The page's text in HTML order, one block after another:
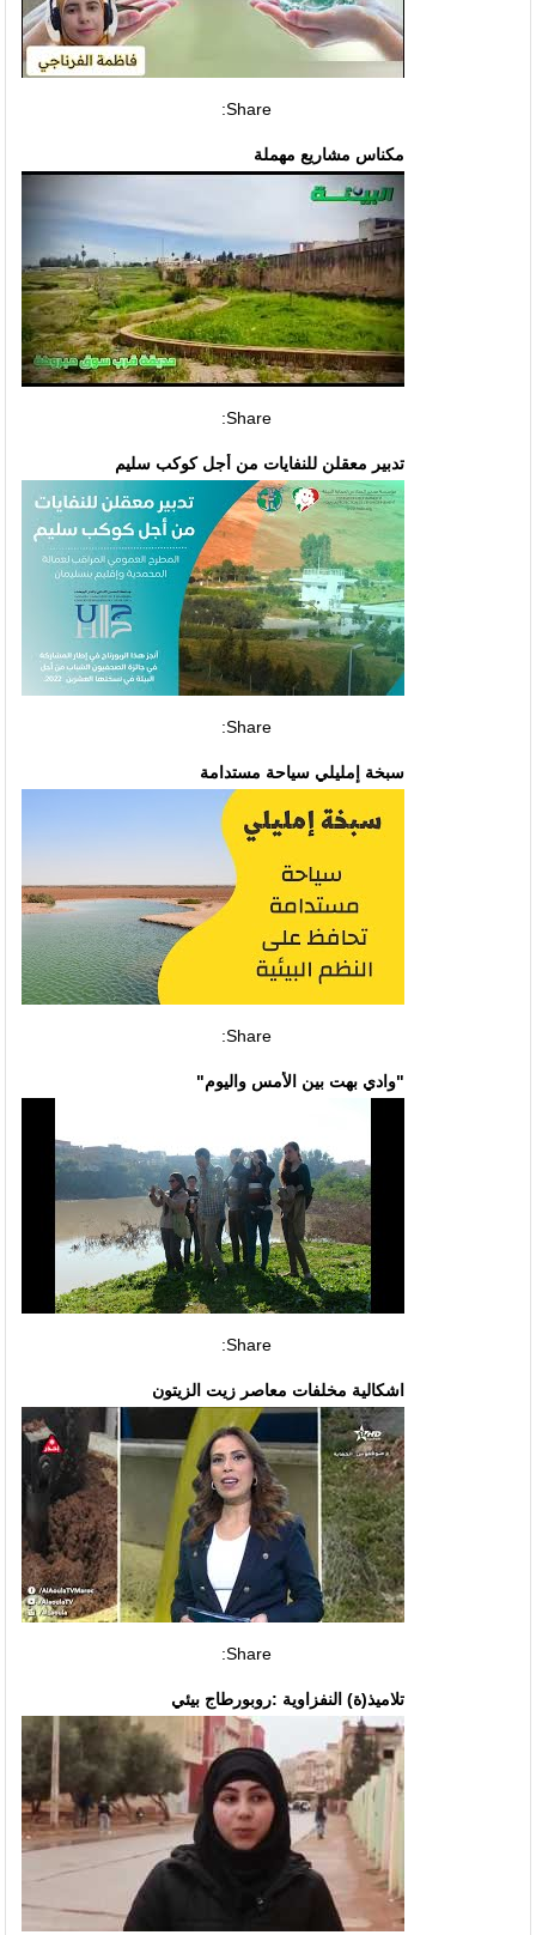
Share:
مكناس مشاريع مهملة
Share:
تدبير معقلن للنفايات من أجل كوكب سليم
Share:
سبخة إمليلي سياحة مستدامة
Share:
"وادي بهت بين الأمس واليوم"
Share:
اشكالية مخلفات معاصر زيت الزيتون
Share:
تلاميذ(ة) النفزاوية :روبورطاج بيئي